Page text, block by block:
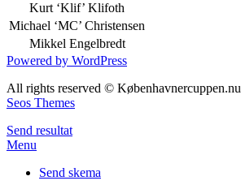
Kurt ‘Klif’ Klifoth
Michael ‘MC’ Christensen
Mikkel Engelbredt
Powered by WordPress
All rights reserved © Københavnercuppen.nu
Seos Themes
Send resultat
Menu
Send skema